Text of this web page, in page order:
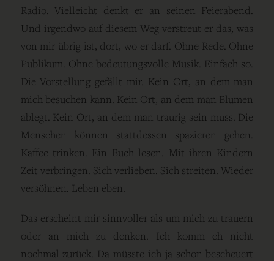
Radio. Vielleicht denkt er an seinen Feierabend.
Und irgendwo auf diesem Weg verstreut er das, was
von mir übrig ist, dort, wo er darf. Ohne Rede. Ohne
Publikum. Ohne bedeutungsvolle Musik. Einfach so.
Die Vorstellung gefällt mir. Kein Ort, an dem man
mich besuchen kann. Kein Ort, an dem man Blumen
ablegt. Kein Ort, an dem man traurig sein muss. Die
Menschen können stattdessen spazieren gehen.
Kaffee trinken. Ein Buch lesen. Mit ihren Kindern
Zeit verbringen. Sich verlieben. Sich streiten. Wieder
versöhnen. Leben eben.
Das erscheint mir sinnvoller als um mich zu trauern
oder an mich zu denken. Ich komm eh nicht
nochmal zurück. Da müsste ich ja schon bescheuert